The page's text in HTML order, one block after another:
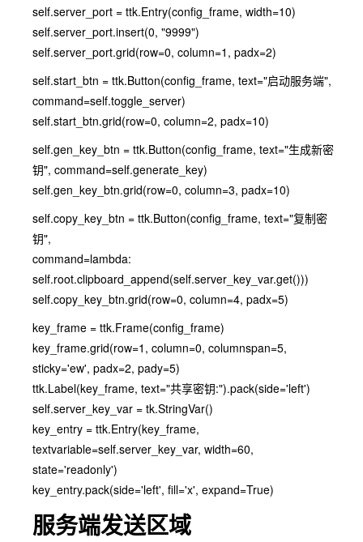
self.server_port = ttk.Entry(config_frame, width=10)
self.server_port.insert(0, "9999")
self.server_port.grid(row=0, column=1, padx=2)
self.start_btn = ttk.Button(config_frame, text="启动服务端",
command=self.toggle_server)
self.start_btn.grid(row=0, column=2, padx=10)
self.gen_key_btn = ttk.Button(config_frame, text="生成新密
钥", command=self.generate_key)
self.gen_key_btn.grid(row=0, column=3, padx=10)
self.copy_key_btn = ttk.Button(config_frame, text="复制密
钥",
command=lambda:
self.root.clipboard_append(self.server_key_var.get()))
self.copy_key_btn.grid(row=0, column=4, padx=5)
key_frame = ttk.Frame(config_frame)
key_frame.grid(row=1, column=0, columnspan=5,
sticky='ew', padx=2, pady=5)
ttk.Label(key_frame, text="共享密钥:").pack(side='left')
self.server_key_var = tk.StringVar()
key_entry = ttk.Entry(key_frame,
textvariable=self.server_key_var, width=60,
state='readonly')
key_entry.pack(side='left', fill='x', expand=True)
服务端发送区域